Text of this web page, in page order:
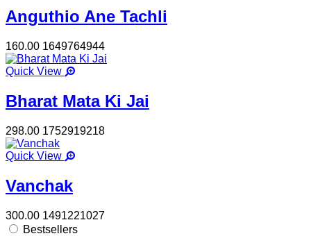
Anguthio Ane Tachli
160.00 1649764944
Quick View
Bharat Mata Ki Jai
298.00 1752919218
Quick View
Vanchak
300.00 1491221027
Bestsellers